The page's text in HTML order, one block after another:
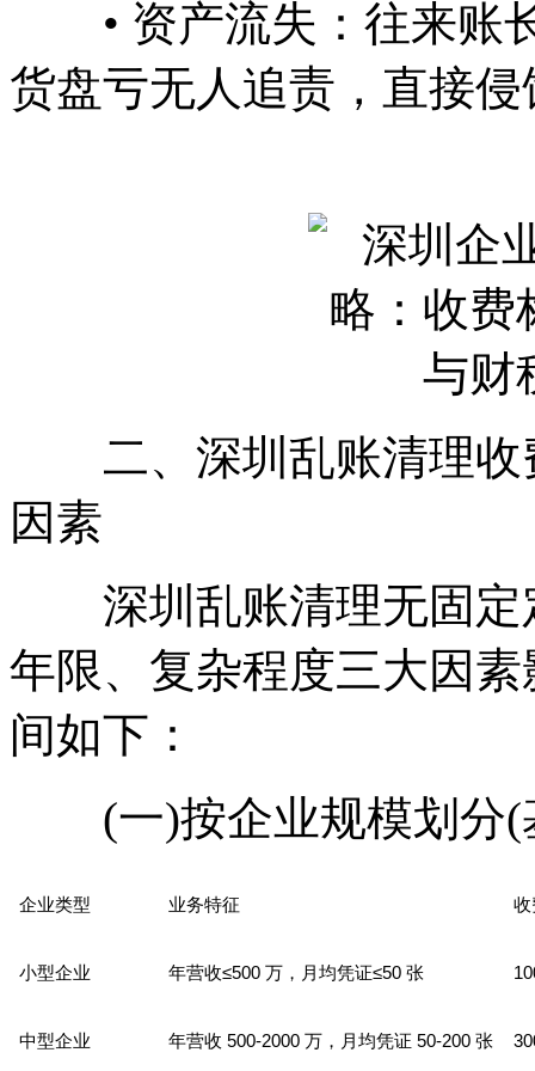
• 资产流失：往来账
货盘亏无人追责，直接
二、深圳乱账清理收
因素
深圳乱账清理无固定
年限、复杂程度三大因
间如下：
(一)按企业规模划分(
企业类型 业务特征 收
小型企业 年营收≤500 万，月均凭证≤50 张
中型企业 年营收 500-2000 万，月均凭证 50-200 张